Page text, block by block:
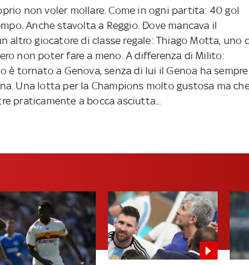
non voler mollare. Come in ogni partita: 40 gol
Anche stavolta a Reggio. Dove mancava il
altro giocatore di classe regale: Thiago Motta, uno
non poter fare a meno. A differenza di Milito:
è tornato a Genova, senza di lui il Genoa ha sempre
Una lotta per la Champions molto gustosa ma
praticamente a bocca asciutta...